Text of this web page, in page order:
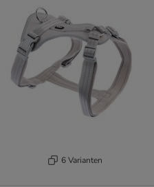
6 Varianten